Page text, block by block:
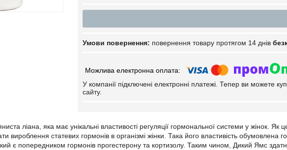
повернення товару протягом 14 днів
У компанії підключені електронні платежі. Тепер ви можете
сайту.
ліана, яка має унікальні властивості регуляції гормональної системи у жінок.
вироблення статевих гормонів в організмі жінки. Така його властивість обумовлена
є попередником гормонів прогестерону та кортизолу. Таким чином, Дикий Ямс